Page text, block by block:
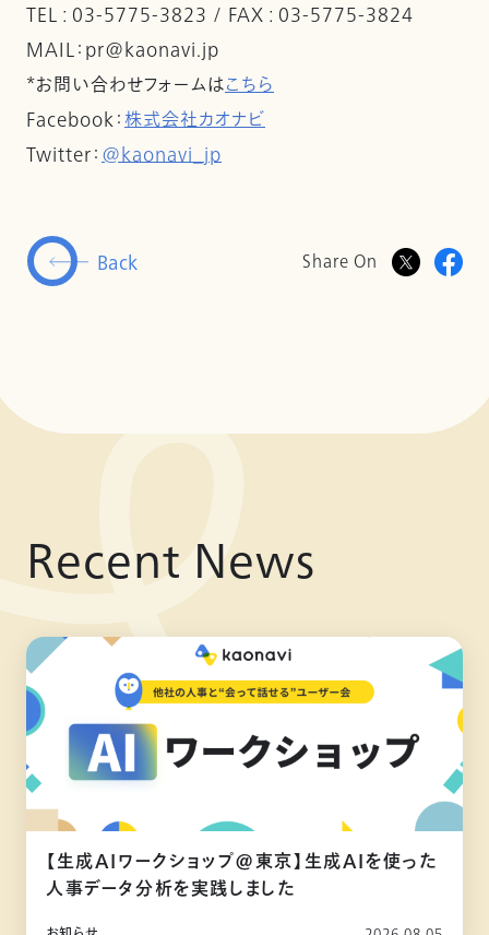
TEL : 03-5775-3823 / FAX : 03-5775-3824
MAIL：pr@kaonavi.jp
*お問い合わせフォームはこちら
Facebook： 株式会社カオナビ
Twitter： @kaonavi_jp
Back Share On
Recent News
【生成AIワークショップ@東京】生成AIを使った
人事データ分析を実践しました